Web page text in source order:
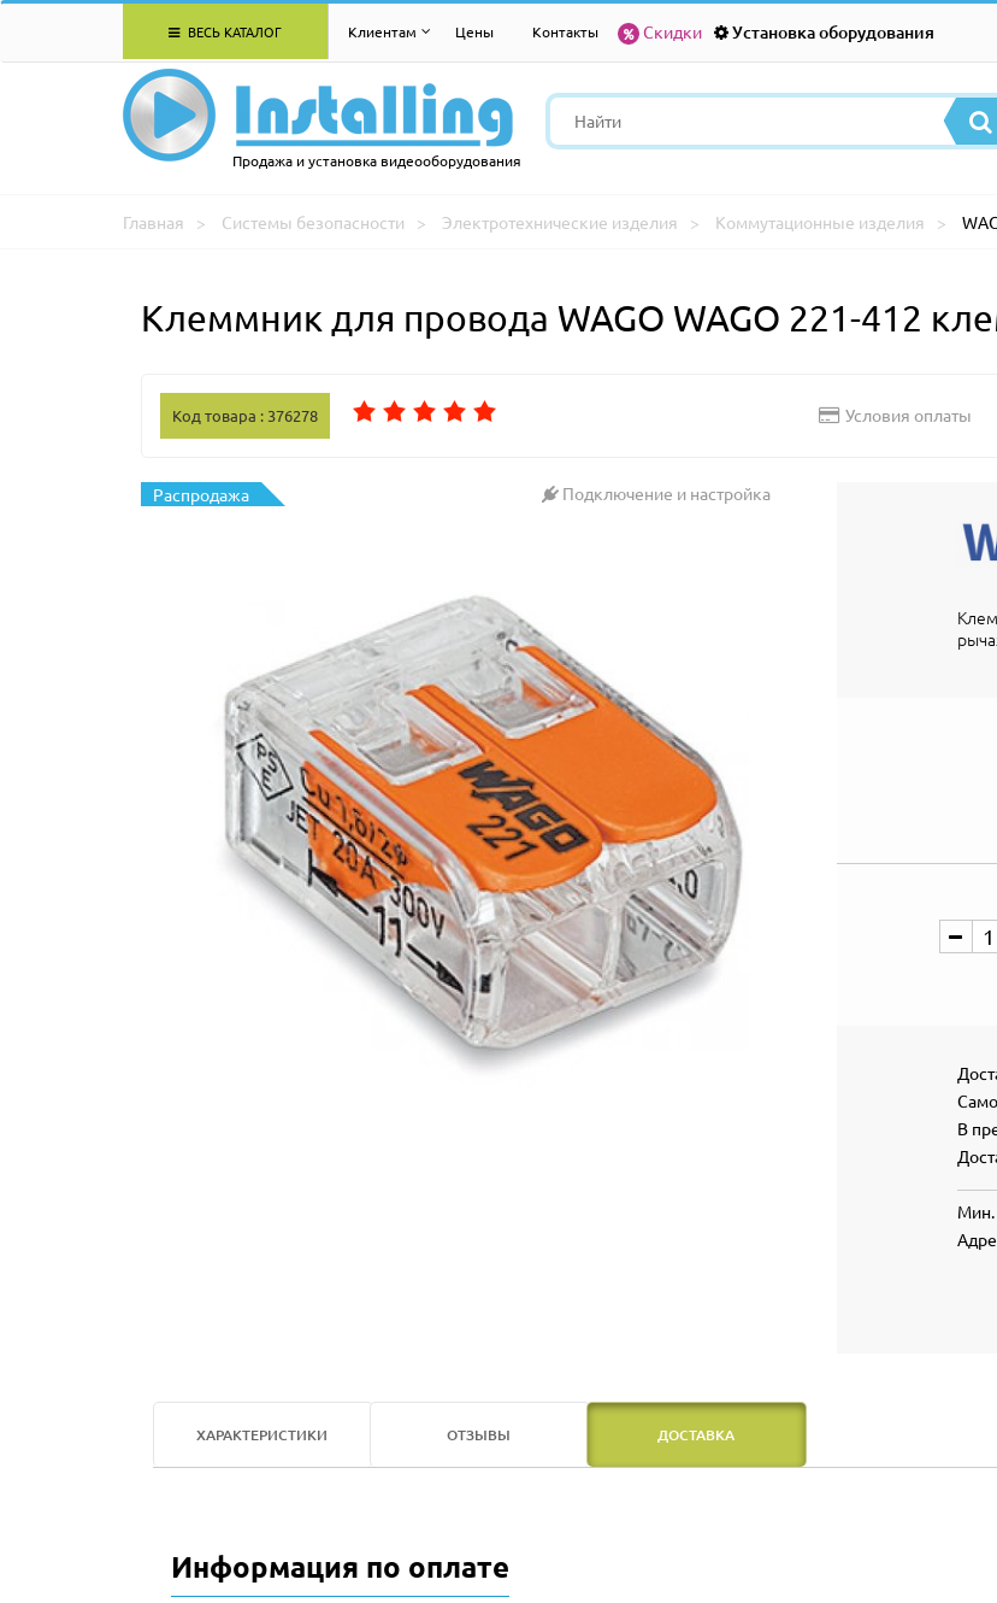
ВЕСЬ КАТАЛОГ Клиентам Цены Контакты Скидки Установка оборудования
Продажа и установка видеооборудования
Главная Системы безопасности Электротехнические изделия Коммутационные изделия
Клеммник для провода WAGO WAGO 221-412
Код товара : 376278 Условия оплаты
Распродажа
Подключение и настройка
В
Мин.
ХАРАКТЕРИСТИКИ ОТЗЫВЫ ДОСТАВКА
Информация по оплате